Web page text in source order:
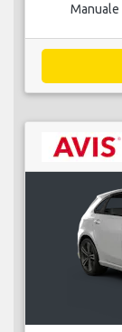
Manuale